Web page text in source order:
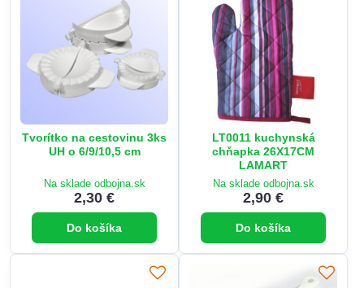
Tvorítko na cestovinu 3ks
UH o 6/9/10,5 cm
Na sklade odbojna.sk
2,30 €
Do košíka
LT0011 kuchynská
chňapka 26X17CM
LAMART
Na sklade odbojna.sk
2,90 €
Do košíka